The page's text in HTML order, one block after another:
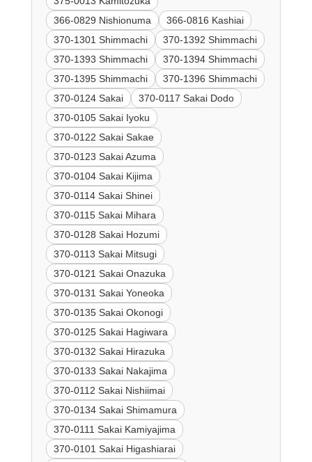
366-0829 Nishionuma
366-0816 Kashiai
370-1301 Shimmachi
370-1392 Shimmachi
370-1393 Shimmachi
370-1394 Shimmachi
370-1395 Shimmachi
370-1396 Shimmachi
370-0124 Sakai
370-0117 Sakai Dodo
370-0105 Sakai Iyoku
370-0122 Sakai Sakae
370-0123 Sakai Azuma
370-0104 Sakai Kijima
370-0114 Sakai Shinei
370-0115 Sakai Mihara
370-0128 Sakai Hozumi
370-0113 Sakai Mitsugi
370-0121 Sakai Onazuka
370-0131 Sakai Yoneoka
370-0135 Sakai Okonogi
370-0125 Sakai Hagiwara
370-0132 Sakai Hirazuka
370-0133 Sakai Nakajima
370-0112 Sakai Nishiimai
370-0134 Sakai Shimamura
370-0111 Sakai Kamiyajima
370-0101 Sakai Higashiarai